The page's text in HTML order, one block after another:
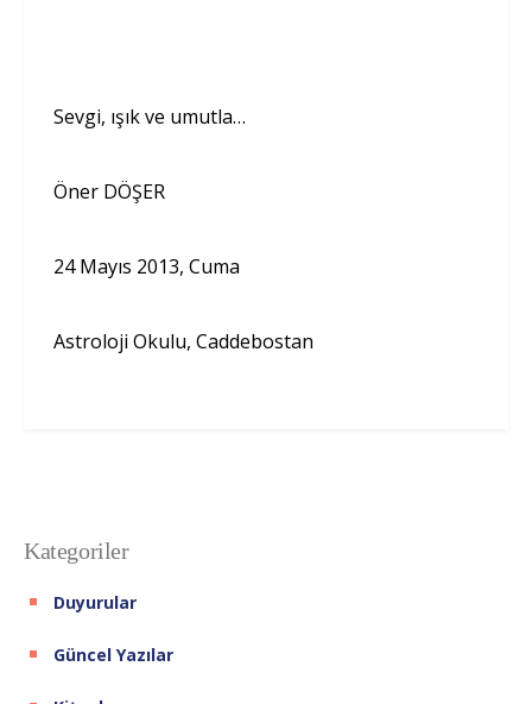
Sevgi, ışık ve umutla…
Öner DÖŞER
24 Mayıs 2013, Cuma
Astroloji Okulu, Caddebostan
Kategoriler
Duyurular
Güncel Yazılar